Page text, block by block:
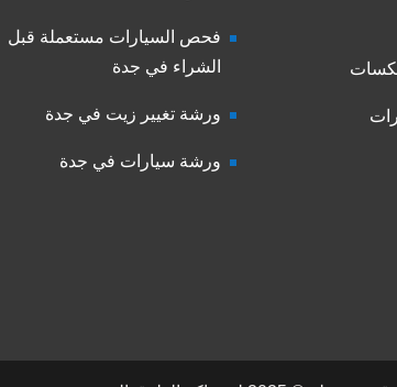
فحص السيارات مستعملة قبل
الشراء في جدة
ورشة تغيير زيت في جدة
ورشة سيارات في جدة